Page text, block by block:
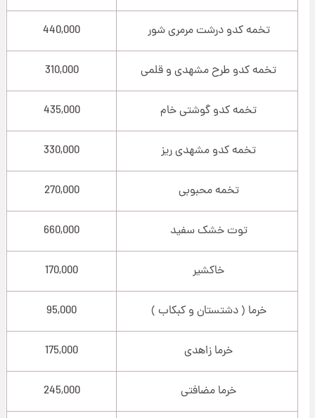
تخمه کدو درشت مرمری شور 440,000
تخمه کدو طرح مشهدی و قلمی 310,000
تخمه کدو گوشتی خام 435,000
تخمه کدو مشهدی ریز 330,000
تخمه محبوبی 270,000
توت خشک سفید 660,000
خاکشیر 170,000
خرما ( دشتستان و کبکاب ) 95,000
خرما زاهدی 175,000
خرما مضافتی 245,000